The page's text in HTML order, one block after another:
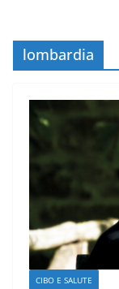
lombardia
CIBO E SALUTE